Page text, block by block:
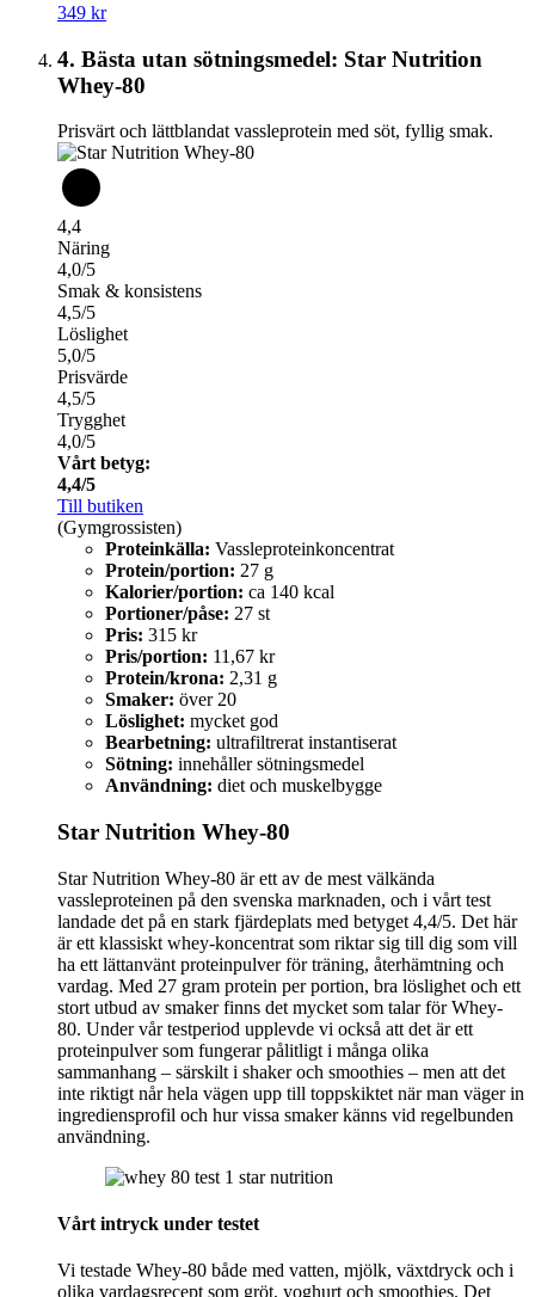
349 kr
4. Bästa utan sötningsmedel: Star Nutrition
Whey-80
Prisvärt och lättblandat vassleprotein med söt, fyllig smak.
4,4
Näring
4,0/5
Smak & konsistens
4,5/5
Löslighet
5,0/5
Prisvärde
4,5/5
Trygghet
4,0/5
Vårt betyg:
4,4/5
Till butiken
(Gymgrossisten)
Proteinkälla: Vassleproteinkoncentrat
Protein/portion: 27 g
Kalorier/portion: ca 140 kcal
Portioner/påse: 27 st
Pris: 315 kr
Pris/portion: 11,67 kr
Protein/krona: 2,31 g
Smaker: över 20
Löslighet: mycket god
Bearbetning: ultrafiltrerat instantiserat
Sötning: innehåller sötningsmedel
Användning: diet och muskelbygge
Star Nutrition Whey-80
Star Nutrition Whey-80 är ett av de mest välkända
vassleproteinen på den svenska marknaden, och i vårt test
landade det på en stark fjärdeplats med betyget 4,4/5. Det här
är ett klassiskt whey-koncentrat som riktar sig till dig som vill
ha ett lättanvänt proteinpulver för träning, återhämtning och
vardag. Med 27 gram protein per portion, bra löslighet och ett
stort utbud av smaker finns det mycket som talar för Whey-
80. Under vår testperiod upplevde vi också att det är ett
proteinpulver som fungerar pålitligt i många olika
sammanhang – särskilt i shaker och smoothies – men att det
inte riktigt når hela vägen upp till toppskiktet när man väger in
ingrediensprofil och hur vissa smaker känns vid regelbunden
användning.
Vårt intryck under testet
Vi testade Whey-80 både med vatten, mjölk, växtdryck och i
olika vardagsrecept som gröt, yoghurt och smoothies. Det